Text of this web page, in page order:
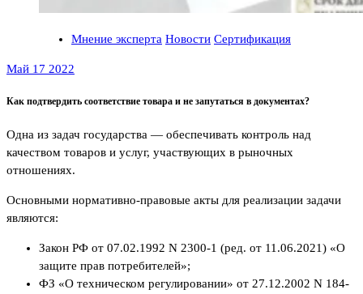
Мнение эксперта Новости Сертификация
Май 17 2022
Как подтвердить соответствие товара и не запутаться в документах?
Одна из задач государства — обеспечивать контроль над
качеством товаров и услуг, участвующих в рыночных
отношениях.
Основными нормативно-правовые акты для реализации задачи
являются:
Закон РФ от 07.02.1992 N 2300-1 (ред. от 11.06.2021) «О
защите прав потребителей»;
ФЗ «О техническом регулировании» от 27.12.2002 N 184-